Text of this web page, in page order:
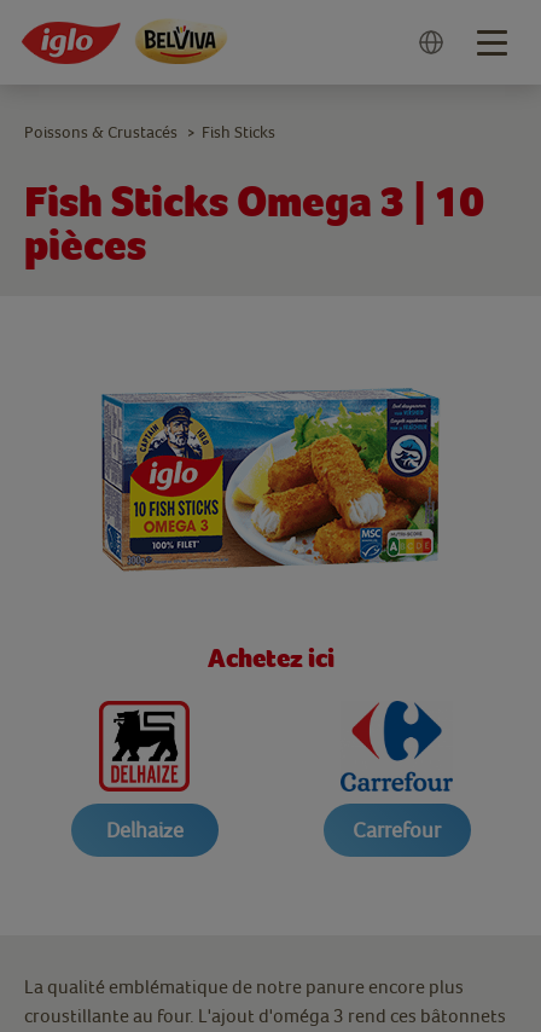
Fish Sticks Omega 3 | 10
pièces
Poissons & Crustacés > Fish Sticks
Achetez ici
Delhaize Carrefour
La qualité emblématique de notre panure encore plus
croustillante au four. L'ajout d'oméga 3 rend ces bâtonnets